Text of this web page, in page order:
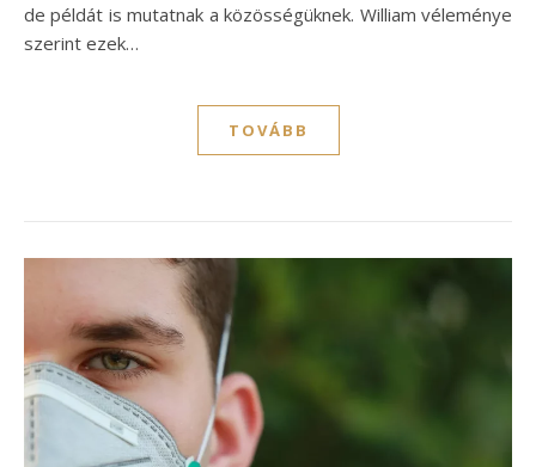
de példát is mutatnak a közösségüknek. William véleménye
szerint ezek…
TOVÁBB